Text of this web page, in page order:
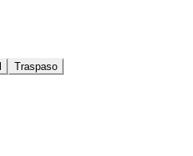
Traspaso